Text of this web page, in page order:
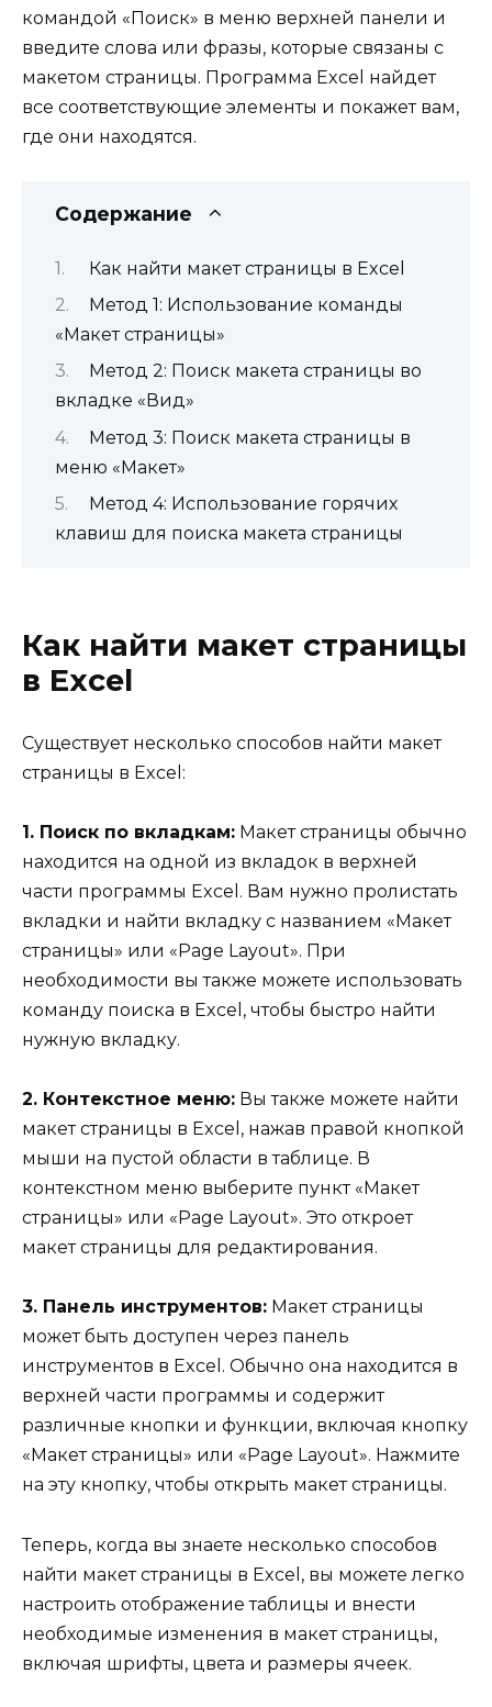
командой «Поиск» в меню верхней панели и
введите слова или фразы, которые связаны с
макетом страницы. Программа Excel найдет
все соответствующие элементы и покажет вам,
где они находятся.
Содержание
Как найти макет страницы в Excel
Метод 1: Использование команды
«Макет страницы»
Метод 2: Поиск макета страницы во
вкладке «Вид»
Метод 3: Поиск макета страницы в
меню «Макет»
Метод 4: Использование горячих
клавиш для поиска макета страницы
Как найти макет страницы
в Excel
Существует несколько способов найти макет
страницы в Excel:
1. Поиск по вкладкам: Макет страницы обычно
находится на одной из вкладок в верхней
части программы Excel. Вам нужно пролистать
вкладки и найти вкладку с названием «Макет
страницы» или «Page Layout». При
необходимости вы также можете использовать
команду поиска в Excel, чтобы быстро найти
нужную вкладку.
2. Контекстное меню: Вы также можете найти
макет страницы в Excel, нажав правой кнопкой
мыши на пустой области в таблице. В
контекстном меню выберите пункт «Макет
страницы» или «Page Layout». Это откроет
макет страницы для редактирования.
3. Панель инструментов: Макет страницы
может быть доступен через панель
инструментов в Excel. Обычно она находится в
верхней части программы и содержит
различные кнопки и функции, включая кнопку
«Макет страницы» или «Page Layout». Нажмите
на эту кнопку, чтобы открыть макет страницы.
Теперь, когда вы знаете несколько способов
найти макет страницы в Excel, вы можете легко
настроить отображение таблицы и внести
необходимые изменения в макет страницы,
включая шрифты, цвета и размеры ячеек.